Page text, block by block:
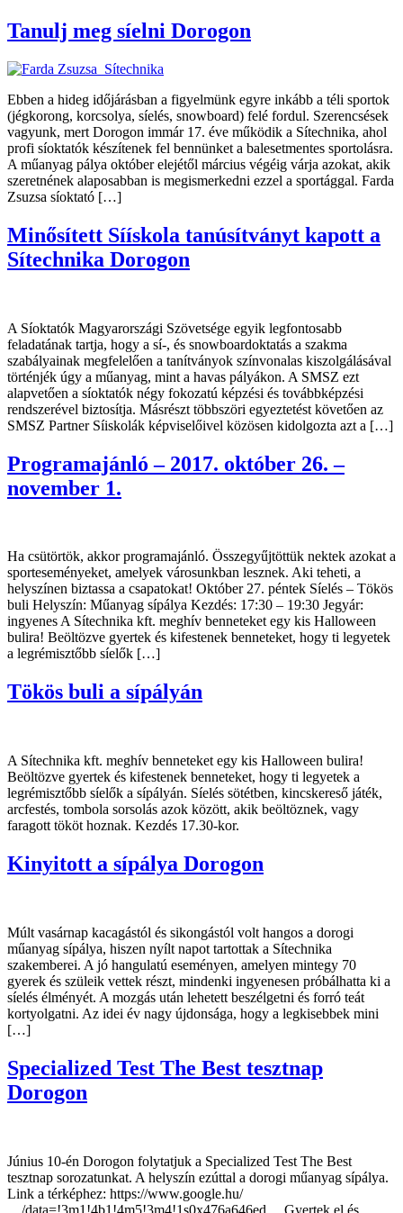
Tanulj meg síelni Dorogon
Ebben a hideg időjárásban a figyelmünk egyre inkább a téli sportok
(jégkorong, korcsolya, síelés, snowboard) felé fordul. Szerencsések
vagyunk, mert Dorogon immár 17. éve működik a Sítechnika, ahol
profi síoktatók készítenek fel bennünket a balesetmentes sportolásra.
A műanyag pálya október elejétől március végéig várja azokat, akik
szeretnének alaposabban is megismerkedni ezzel a sportággal. Farda
Zsuzsa síoktató […]
Minősített Síískola tanúsítványt kapott a
Sítechnika Dorogon
A Síoktatók Magyarországi Szövetsége egyik legfontosabb
feladatának tartja, hogy a sí-, és snowboardoktatás a szakma
szabályainak megfelelően a tanítványok színvonalas kiszolgálásával
történjék úgy a műanyag, mint a havas pályákon. A SMSZ ezt
alapvetően a síoktatók négy fokozatú képzési és továbbképzési
rendszerével biztosítja. Másrészt többszöri egyeztetést követően az
SMSZ Partner Síiskolák képviselőivel közösen kidolgozta azt a […]
Programajánló – 2017. október 26. –
november 1.
Ha csütörtök, akkor programajánló. Összegyűjtöttük nektek azokat a
sporteseményeket, amelyek városunkban lesznek. Aki teheti, a
helyszínen biztassa a csapatokat! Október 27. péntek Síelés – Tökös
buli Helyszín: Műanyag sípálya Kezdés: 17:30 – 19:30 Jegyár:
ingyenes A Sítechnika kft. meghív benneteket egy kis Halloween
bulira! Beöltözve gyertek és kifestenek benneteket, hogy ti legyetek
a legrémisztőbb síelők […]
Tökös buli a sípályán
A Sítechnika kft. meghív benneteket egy kis Halloween bulira!
Beöltözve gyertek és kifestenek benneteket, hogy ti legyetek a
legrémisztőbb síelők a sípályán. Síelés sötétben, kincskereső játék,
arcfestés, tombola sorsolás azok között, akik beöltöznek, vagy
faragott tököt hoznak. Kezdés 17.30-kor.
Kinyitott a sípálya Dorogon
Múlt vasárnap kacagástól és sikongástól volt hangos a dorogi
műanyag sípálya, hiszen nyílt napot tartottak a Sítechnika
szakemberei. A jó hangulatú eseményen, amelyen mintegy 70
gyerek és szüleik vettek részt, mindenki ingyenesen próbálhatta ki a
síelés élményét. A mozgás után lehetett beszélgetni és forró teát
kortyolgatni. Az idei év nagy újdonsága, hogy a legkisebbek mini
[…]
Specialized Test The Best tesztnap
Dorogon
Június 10-én Dorogon folytatjuk a Specialized Test The Best
tesztnap sorozatunkat. A helyszín ezúttal a dorogi műanyag sípálya.
Link a térképhez: https://www.google.hu/
…/data=!3m1!4b1!4m5!3m4!1s0x476a646ed… Gyertek el és